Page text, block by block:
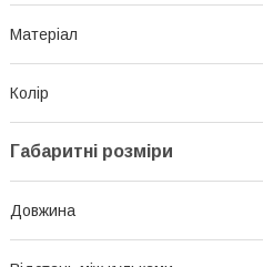
Матеріал
Колір
Габаритні розміри
Довжина